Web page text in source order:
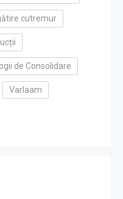
cutremur
de Consolidare
Varlaam